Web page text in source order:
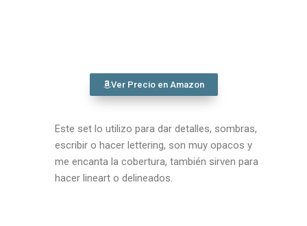
Ver Precio en Amazon
Este set lo utilizo para dar detalles, sombras,
escribir o hacer lettering, son muy opacos y
me encanta la cobertura, también sirven para
hacer lineart o delineados.